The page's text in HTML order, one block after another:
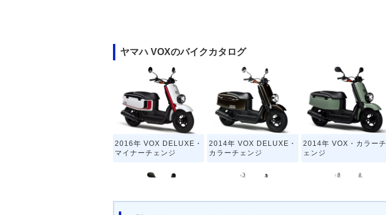
ヤマハ VOXのバイクカタログ
2016年 VOX DELUXE・
マイナーチェンジ
2014年 VOX DELUXE・
カラーチェンジ
2014年 VOX・カラーチ
ェンジ